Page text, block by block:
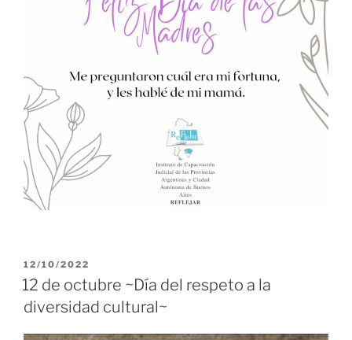
PUBLICADO
EL
12/10/2022
12 de octubre ~Día del respeto a la
diversidad cultural~